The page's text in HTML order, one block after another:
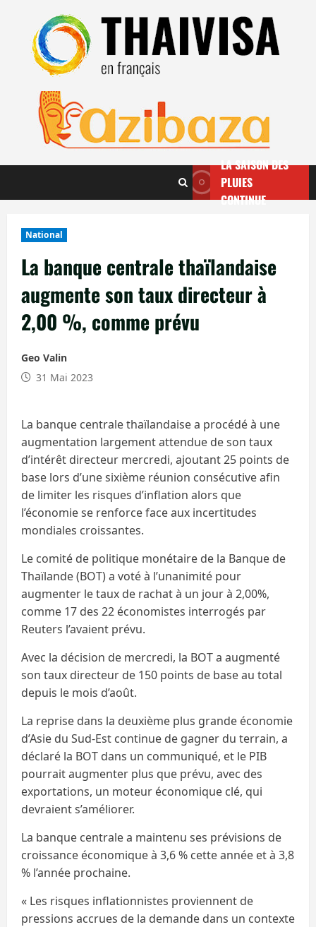
contenu
LA SAISON DES
PLUIES
CONTINUE
National
La banque centrale thaïlandaise
augmente son taux directeur à
2,00 %, comme prévu
Geo Valin
31 Mai 2023
La banque centrale thaïlandaise a procédé à une
augmentation largement attendue de son taux
d’intérêt directeur mercredi, ajoutant 25 points de
base lors d’une sixième réunion consécutive afin
de limiter les risques d’inflation alors que
l’économie se renforce face aux incertitudes
mondiales croissantes.
Le comité de politique monétaire de la Banque de
Thaïlande (BOT) a voté à l’unanimité pour
augmenter le taux de rachat à un jour à 2,00%,
comme 17 des 22 économistes interrogés par
Reuters l’avaient prévu.
Avec la décision de mercredi, la BOT a augmenté
son taux directeur de 150 points de base au total
depuis le mois d’août.
La reprise dans la deuxième plus grande économie
d’Asie du Sud-Est continue de gagner du terrain, a
déclaré la BOT dans un communiqué, et le PIB
pourrait augmenter plus que prévu, avec des
exportations, un moteur économique clé, qui
devraient s’améliorer.
La banque centrale a maintenu ses prévisions de
croissance économique à 3,6 % cette année et à 3,8
% l’année prochaine.
« Les risques inflationnistes proviennent de
pressions accrues de la demande dans un contexte